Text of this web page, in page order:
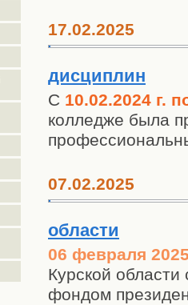
17.02.2025
дисциплин
С 10.02.2024 г.
колледже была
07.02.2025
области
06 февраля
Курской
фондом